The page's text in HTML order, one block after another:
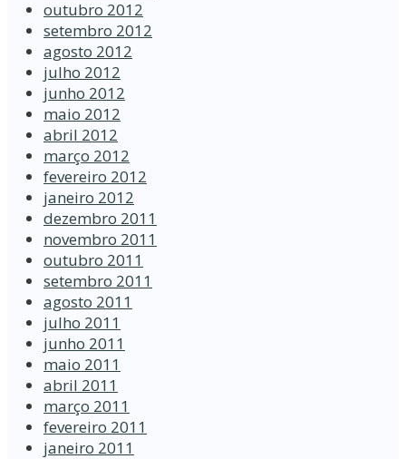
outubro 2012
setembro 2012
agosto 2012
julho 2012
junho 2012
maio 2012
abril 2012
março 2012
fevereiro 2012
janeiro 2012
dezembro 2011
novembro 2011
outubro 2011
setembro 2011
agosto 2011
julho 2011
junho 2011
maio 2011
abril 2011
março 2011
fevereiro 2011
janeiro 2011